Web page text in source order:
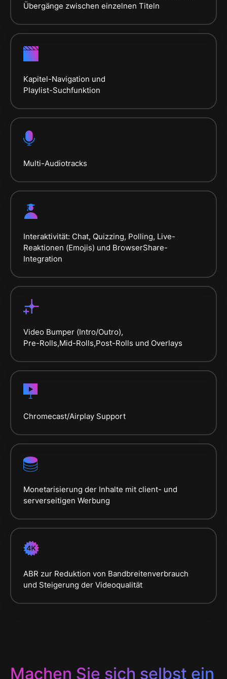
Übergänge zwischen einzelnen Titeln
Kapitel-Navigation und
Playlist-Suchfunktion
Multi-Audiotracks
Interaktivität: Chat, Quizzing, Polling, Live-
Reaktionen (Emojis) und BrowserShare-
Integration
Video Bumper (Intro/Outro),
Pre-Rolls,Mid-Rolls,Post-Rolls und Overlays
Chromecast/Airplay Support
Monetarisierung der Inhalte mit client- und
serverseitigen Werbung
ABR zur Reduktion von Bandbreitenverbrauch
und Steigerung der Videoqualität
Machen Sie sich selbst ein